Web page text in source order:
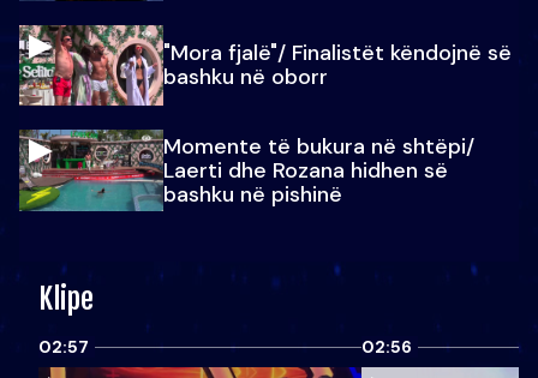
"Mora fjalë"/ Finalistët këndojnë së
bashku në oborr
Momente të bukura në shtëpi/
Laerti dhe Rozana hidhen së
bashku në pishinë
Klipe
02:57 02:56